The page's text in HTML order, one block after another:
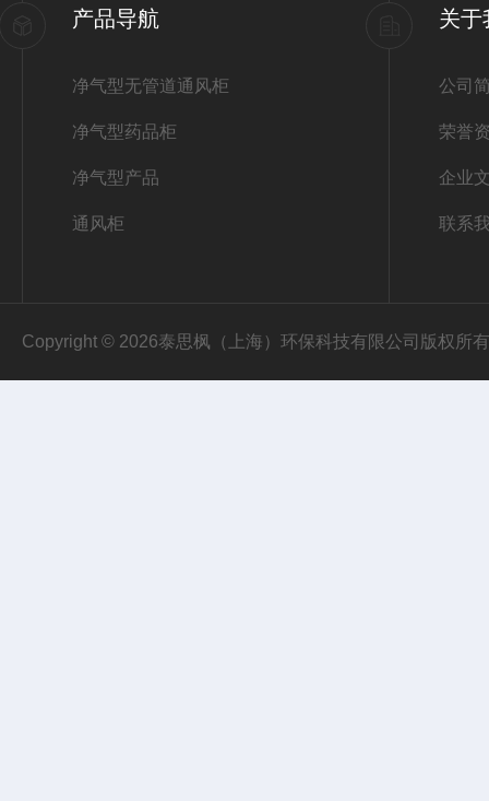
产品导航
净气型无管道通风柜
净气型药品柜
净气型产品
通风柜
关于
公司
荣誉
企业
联系
Copyright © 2026泰思枫（上海）环保科技有限公司版权